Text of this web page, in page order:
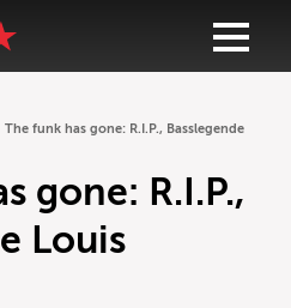
The funk has gone: R.I.P., Basslegende
gone: R.I.P.,
Louis